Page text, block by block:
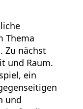
Thema
Zu nächst
und Raum.
ein
und